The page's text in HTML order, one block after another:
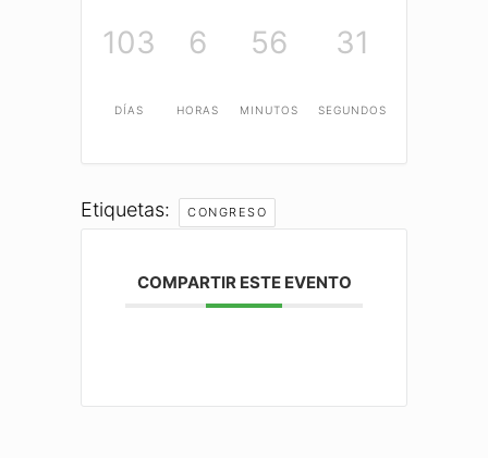
103
DÍAS
6
HORAS
56
MINUTOS
31
SEGUNDOS
Etiquetas: CONGRESO
COMPARTIR ESTE EVENTO